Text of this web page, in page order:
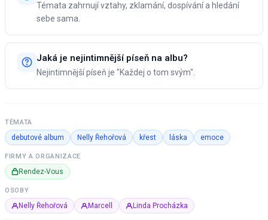
Témata zahrnují vztahy, zklamání, dospívání a hledání
sebe sama.
Jaká je nejintimnější píseň na albu?
Nejintimnější píseň je "Každej o tom svým".
TÉMATA
debutové album Nelly Řehořová křest láska emoce
FIRMY A ORGANIZACE
Rendez-Vous
OSOBY
Nelly Řehořová Marcell Linda Procházka